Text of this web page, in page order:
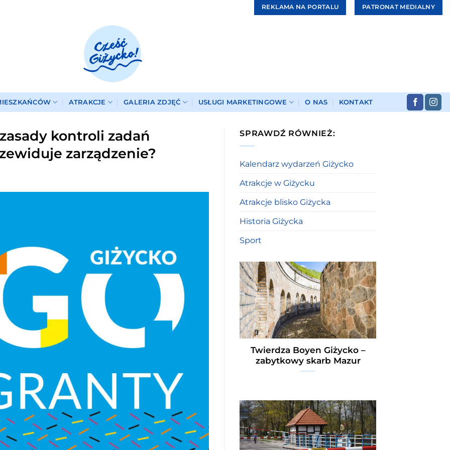
REKLAMA NA PORTALU PATRONAT MEDIALNY
ATRAKCJE GALERIA ZDJĘĆ USŁUGI MARKETINGOWE O NAS KONTAKT
kontroli zadań
zarządzenie?
SPRAWDŹ RÓWNIEŻ:
Kalendarz wydarzeń Giżycko
Atrakcje w Giżycku
Atrakcje blisko Giżycka
Historia Giżycka
Sport
Twierdza Boyen Giżycko –
zabytkowy skarb Mazur